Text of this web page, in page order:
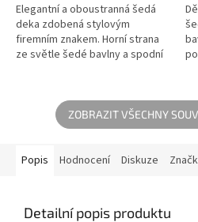
Elegantní a oboustranná šedá
deka zdobená stylovým
firemním znakem. Horní strana
ze světle šedé bavlny a spodní
ZOBRAZIT VŠECHNY
Popis Hodnocení Diskuze
Detailní popis produktu